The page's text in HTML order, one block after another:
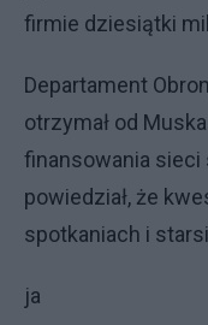
firmie dziesiątki
Departament
otrzymał od
finansowania sieci
powiedział, że
spotkaniach i
ja